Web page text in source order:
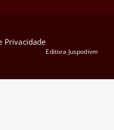
Privacidade
Editora Juspodivm